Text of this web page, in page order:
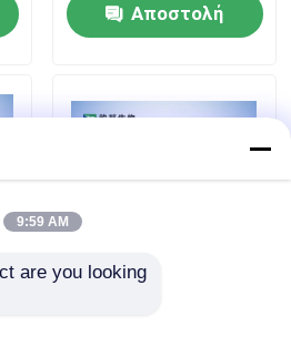
Αποστολή
9:59 AM
are you looking